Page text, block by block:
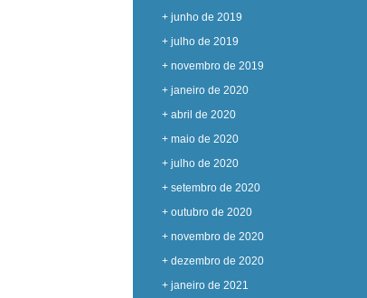
+ junho de 2019
+ julho de 2019
+ novembro de 2019
+ janeiro de 2020
+ abril de 2020
+ maio de 2020
+ julho de 2020
+ setembro de 2020
+ outubro de 2020
+ novembro de 2020
+ dezembro de 2020
+ janeiro de 2021